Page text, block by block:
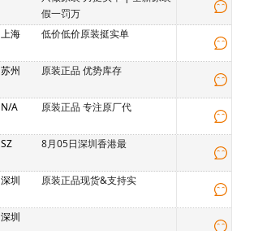
假一罚万
上海 低价低价原装挺实单
苏州 原装正品 优势库存
N/A 原装正品 专注原厂代
SZ 8月05日深圳香港最
深圳 原装正品现货&支持实
深圳